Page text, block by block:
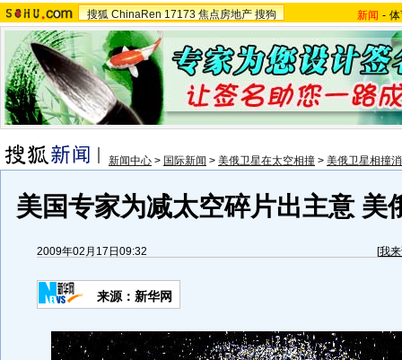
搜狐 ChinaRen 17173 焦点房地产 搜狗 新闻 -
新闻中心 > 国际新闻 > 美俄卫星在太空相撞 > 美俄卫星相撞
美国专家为减太空碎片出主意 美
2009年02月17日09:32 [我
来源：新华网